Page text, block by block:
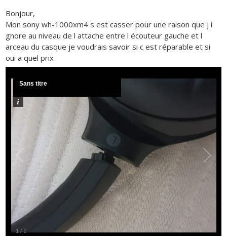
Bonjour,
Mon sony wh-1000xm4 s est casser pour une raison que j i
gnore au niveau de l attache entre l écouteur gauche et l
arceau du casque je voudrais savoir si c est réparable et si
oui a quel prix
1 / 1
Sans titre